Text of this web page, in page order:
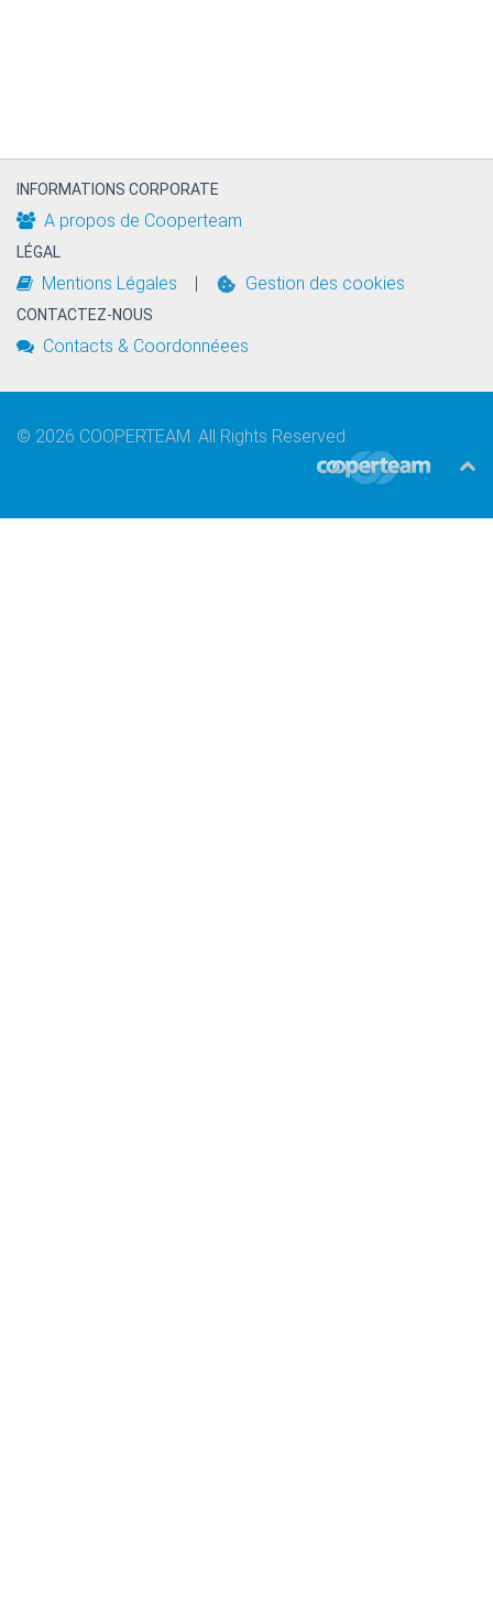
INFORMATIONS CORPORATE
A propos de Cooperteam
LÉGAL
Mentions Légales | Gestion des cookies
CONTACTEZ-NOUS
Contacts & Coordonnéees
© 2026 COOPERTEAM. All Rights Reserved.